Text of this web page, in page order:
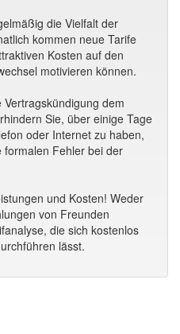
die Vielfalt der
kommen neue Tarife
Kosten auf den
motivieren können.
dem
Sie, über einige Tage
oder Internet zu haben,
Fehler bei der
und Kosten! Weder
von Freunden
die sich kostenlos
lässt.